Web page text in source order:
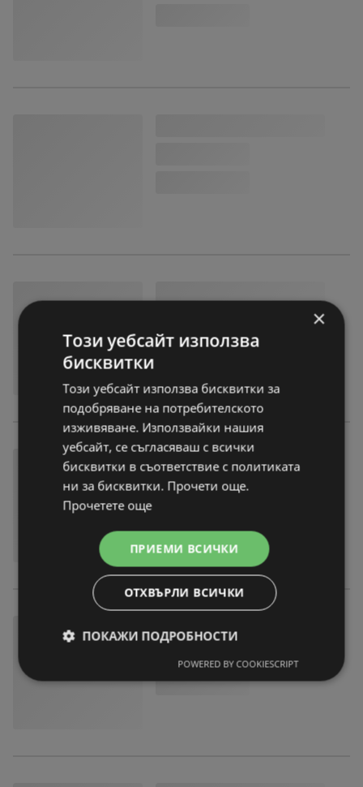
×
Този уебсайт използва
бисквитки
Този уебсайт използва бисквитки за
подобряване на потребителското
изживяване. Използвайки нашия
уебсайт, се съгласяваш с всички
бисквитки в съответствие с политиката
ни за бисквитки. Прочети още.
Прочетете още
ПРИЕМИ ВСИЧКИ
ОТХВЪРЛИ ВСИЧКИ
ПОКАЖИ ПОДРОБНОСТИ
POWERED BY COOKIESCRIPT